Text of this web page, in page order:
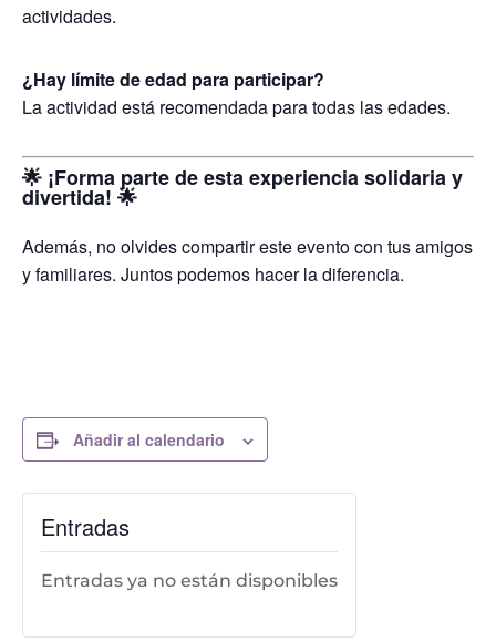
actividades.
¿Hay límite de edad para participar?
La actividad está recomendada para todas las edades.
🌟 ¡Forma parte de esta experiencia solidaria y
divertida! 🌟
Además, no olvides compartir este evento con tus amigos
y familiares. Juntos podemos hacer la diferencia.
Añadir al calendario
Entradas
Entradas ya no están disponibles